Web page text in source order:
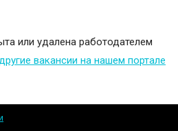
или удалена работодателем
вакансии на нашем портале